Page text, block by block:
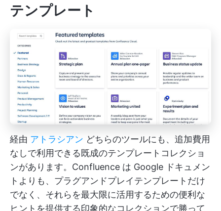
テンプレート
経由 アトラシアン どちらのツールにも、追加費用
なしで利用できる既成のテンプレートコレクショ
ンがあります。Confluence は Google ドキュメン
トよりも、プラグアンドプレイテンプレートだけ
でなく、それらを最大限に活用するための便利な
ヒントを提供する印象的なコレクションで勝って